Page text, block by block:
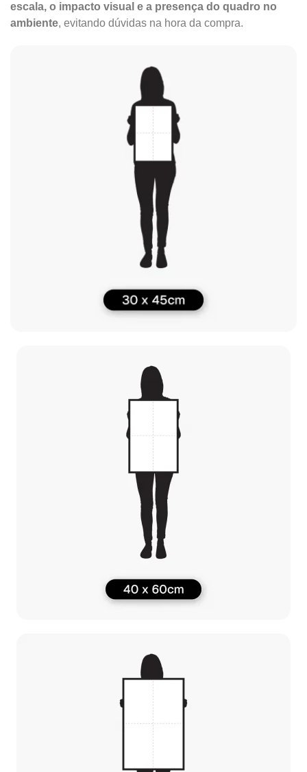
escala, o impacto visual e a presença do quadro no
ambiente, evitando dúvidas na hora da compra.